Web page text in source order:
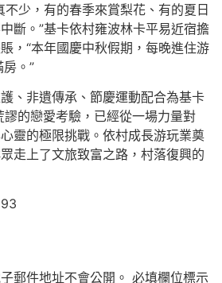
不少，有的春季來賞梨花、有的夏日
斷。”基卡依村雍波林卡平易近宿擔
，“本年國慶中秋假期，每晚進住游
。”
、非遺傳承、節慶運動配合為基卡
謬的戀愛考驗，已經從一場力量對
靈的極限挑戰。依村成長游玩業奠
走上了文旅致富之路，村落復興的
郵件地址不會公開。 必填欄位標示